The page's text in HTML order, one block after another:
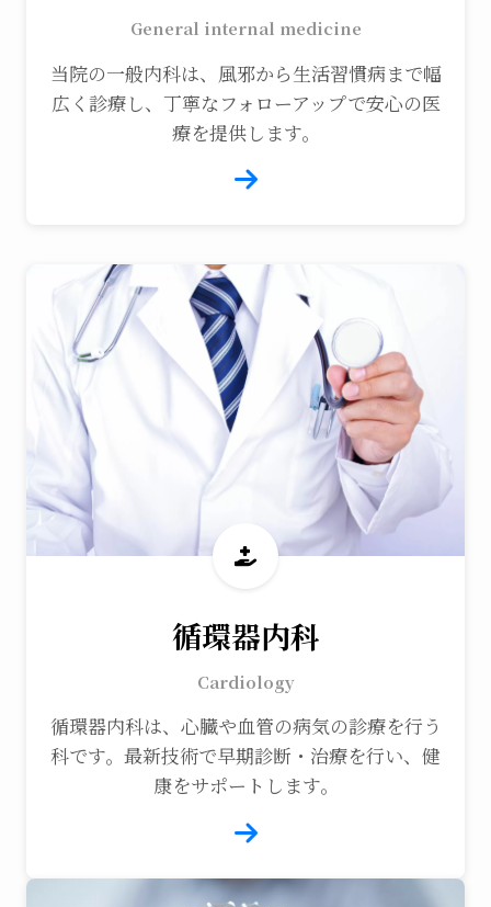
General internal medicine
当院の一般内科は、風邪から生活習慣病まで幅
広く診療し、丁寧なフォローアップで安心の医
療を提供します。
循環器内科
Cardiology
循環器内科は、心臓や血管の病気の診療を行う
科です。最新技術で早期診断・治療を行い、健
康をサポートします。